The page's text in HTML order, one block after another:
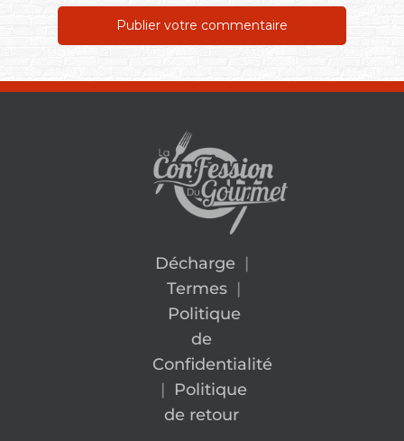
Décharge|
Termes |
Politique
de
Confidentialité
| Politique
de retour